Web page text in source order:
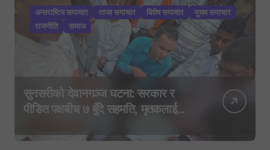
अन्तराष्टिय समाचार ताजा समाचार बिशेष समाचार
मुख्य समाचार
राजनीति
समाज
सुनसरीको देवानगञ्ज घटना: सरकार र
पीडित पक्षबीच ७ बुँदे सहमति, मृतकलाई